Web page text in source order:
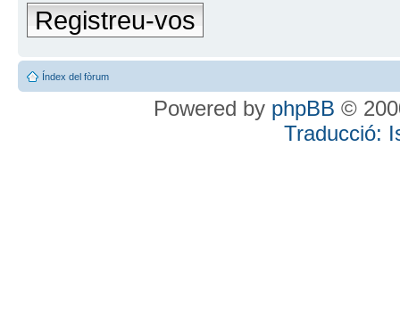
Registreu-vos
Índex del fòrum
Powered by phpBB ©
Traducció: